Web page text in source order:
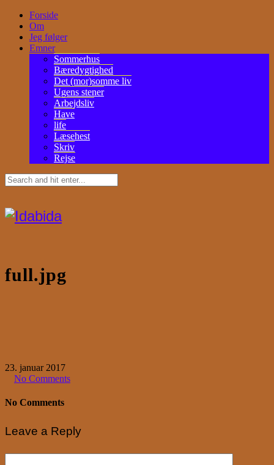
Forside
Om
Jeg følger
Emner
Sommerhus
Bæredygtighed
Det (mor)somme liv
Ugens stener
Arbejdsliv
Have
life
Læsehest
Skriv
Rejse
full.jpg
23. januar 2017
No Comments
No Comments
Leave a Reply